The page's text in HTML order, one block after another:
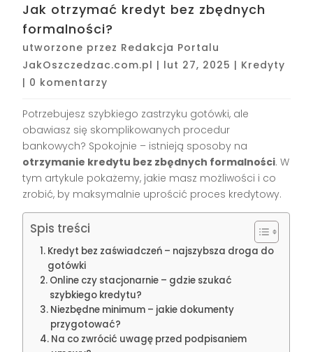
Jak otrzymać kredyt bez zbędnych
formalności?
utworzone przez Redakcja Portalu
JakOszczedzac.com.pl | lut 27, 2025 | Kredyty
| 0 komentarzy
Potrzebujesz szybkiego zastrzyku gotówki, ale
obawiasz się skomplikowanych procedur
bankowych? Spokojnie – istnieją sposoby na
otrzymanie kredytu bez zbędnych formalności. W
tym artykule pokażemy, jakie masz możliwości i co
zrobić, by maksymalnie uprościć proces kredytowy.
Spis treści
Kredyt bez zaświadczeń – najszybsza droga do
gotówki
Online czy stacjonarnie – gdzie szukać
szybkiego kredytu?
Niezbędne minimum – jakie dokumenty
przygotować?
Na co zwrócić uwagę przed podpisaniem